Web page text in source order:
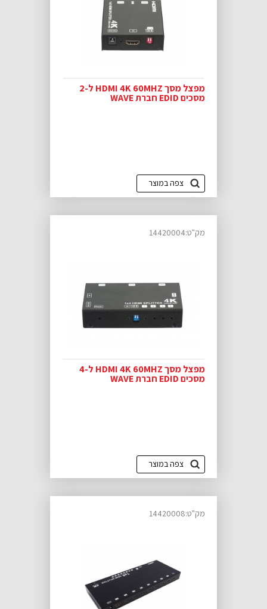
מפצל מסך HDMI 4K 60MHZ ל-2
מסכים EDID חברת WAVE
צפה במוצר
מפצל מסך HDMI 4K 60MHZ ל-4
מסכים EDID חברת WAVE
צפה במוצר
מק"ט:14420004
מק"ט:14420008